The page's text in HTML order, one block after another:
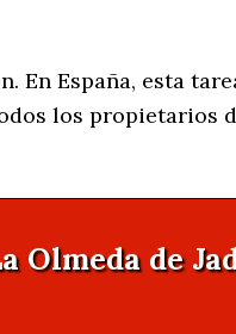
En España, esta
los propietarios
Olmeda de